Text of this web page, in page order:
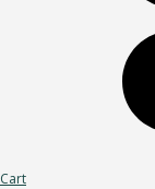
Cart